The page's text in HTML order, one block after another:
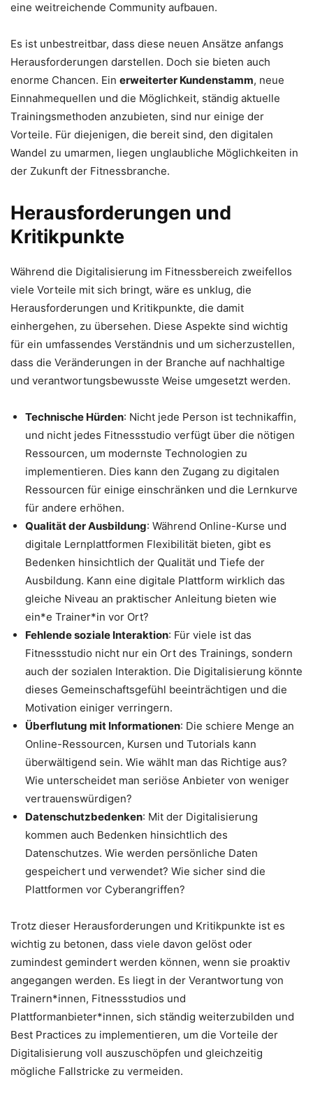
eine weitreichende Community aufbauen.
Es ist unbestreitbar, dass diese neuen Ansätze anfangs
Herausforderungen darstellen. Doch sie bieten auch
enorme Chancen. Ein erweiterter Kundenstamm, neue
Einnahmequellen und die Möglichkeit, ständig aktuelle
Trainingsmethoden anzubieten, sind nur einige der
Vorteile. Für diejenigen, die bereit sind, den digitalen
Wandel zu umarmen, liegen unglaubliche Möglichkeiten in
der Zukunft der Fitnessbranche.
Herausforderungen und
Kritikpunkte
Während die Digitalisierung im Fitnessbereich zweifellos
viele Vorteile mit sich bringt, wäre es unklug, die
Herausforderungen und Kritikpunkte, die damit
einhergehen, zu übersehen. Diese Aspekte sind wichtig
für ein umfassendes Verständnis und um sicherzustellen,
dass die Veränderungen in der Branche auf nachhaltige
und verantwortungsbewusste Weise umgesetzt werden.
Technische Hürden: Nicht jede Person ist technikaffin,
und nicht jedes Fitnessstudio verfügt über die nötigen
Ressourcen, um modernste Technologien zu
implementieren. Dies kann den Zugang zu digitalen
Ressourcen für einige einschränken und die Lernkurve
für andere erhöhen.
Qualität der Ausbildung: Während Online-Kurse und
digitale Lernplattformen Flexibilität bieten, gibt es
Bedenken hinsichtlich der Qualität und Tiefe der
Ausbildung. Kann eine digitale Plattform wirklich das
gleiche Niveau an praktischer Anleitung bieten wie
ein*e Trainer*in vor Ort?
Fehlende soziale Interaktion: Für viele ist das
Fitnessstudio nicht nur ein Ort des Trainings, sondern
auch der sozialen Interaktion. Die Digitalisierung könnte
dieses Gemeinschaftsgefühl beeinträchtigen und die
Motivation einiger verringern.
Überflutung mit Informationen: Die schiere Menge an
Online-Ressourcen, Kursen und Tutorials kann
überwältigend sein. Wie wählt man das Richtige aus?
Wie unterscheidet man seriöse Anbieter von weniger
vertrauenswürdigen?
Datenschutzbedenken: Mit der Digitalisierung
kommen auch Bedenken hinsichtlich des
Datenschutzes. Wie werden persönliche Daten
gespeichert und verwendet? Wie sicher sind die
Plattformen vor Cyberangriffen?
Trotz dieser Herausforderungen und Kritikpunkte ist es
wichtig zu betonen, dass viele davon gelöst oder
zumindest gemindert werden können, wenn sie proaktiv
angegangen werden. Es liegt in der Verantwortung von
Trainern*innen, Fitnessstudios und
Plattformanbieter*innen, sich ständig weiterzubilden und
Best Practices zu implementieren, um die Vorteile der
Digitalisierung voll auszuschöpfen und gleichzeitig
mögliche Fallstricke zu vermeiden.